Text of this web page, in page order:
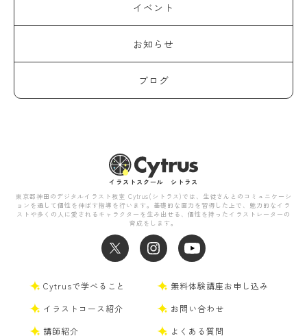
イベント
お知らせ
ブログ
イラストスクール シトラス
東京都神田のデジタルイラスト教室 Cytrus(シトラス)では、生徒さんとのコミュニケーシ
ョンを通して個性を伸ばす指導を行います。基礎的な画力を習得した上で、魅力的なイラ
ストや多くの人に愛されるキャラクターを生み出せる、個性を持ったイラストレーターの
育成をします。
Cytrusで学べること
イラストコース紹介
講師紹介
無料体験講座お申し込み
お問い合わせ
よくある質問